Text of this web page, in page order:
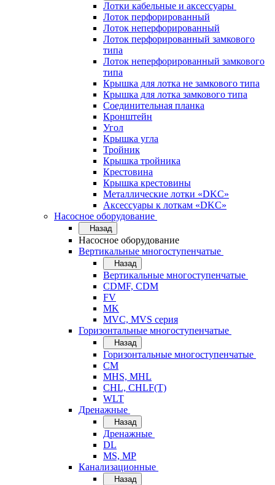
Лотки кабельные и аксессуары
Лоток перфорированный
Лоток неперфорированный
Лоток перфорированный замкового
типа
Лоток неперфорированный замкового
типа
Крышка для лотка не замкового типа
Крышка для лотка замкового типа
Соединительная планка
Кронштейн
Угол
Крышка угла
Тройник
Крышка тройника
Крестовина
Крышка крестовины
Металлические лотки «DKC»
Аксессуары к лоткам «DKC»
Насосное оборудование
Назад
Насосное оборудование
Вертикальные многоступенчатые
Назад
Вертикальные многоступенчатые
CDMF, CDM
FV
MK
MVC, MVS серия
Горизонтальные многоступенчатые
Назад
Горизонтальные многоступенчатые
CM
MHS, MHL
CHL, CHLF(T)
WLT
Дренажные
Назад
Дренажные
DL
MS, MP
Канализационные
Назад